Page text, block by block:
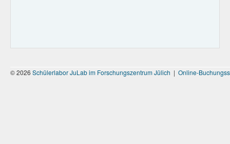
© 2026 Schülerlabor JuLab im Forschungszentrum Jülich | Online-